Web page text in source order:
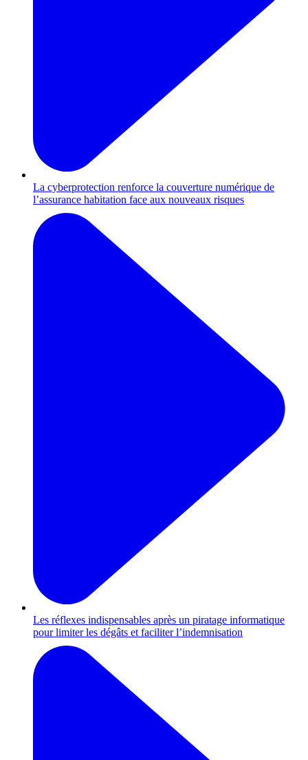
La cyberprotection renforce la couverture numérique de
l’assurance habitation face aux nouveaux risques
Les réflexes indispensables après un piratage informatique
pour limiter les dégâts et faciliter l’indemnisation